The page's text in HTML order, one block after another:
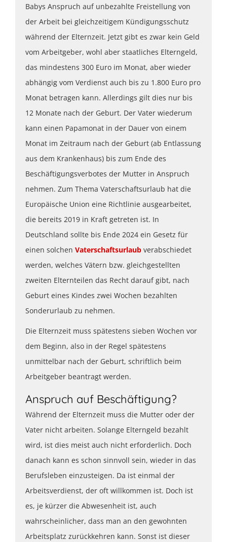
Babys Anspruch auf unbezahlte Freistellung von
der Arbeit bei gleichzeitigem Kündigungsschutz
während der Elternzeit. Jetzt gibt es zwar kein Geld
vom Arbeitgeber, wohl aber staatliches Elterngeld,
das mindestens 300 Euro im Monat, aber wieder
abhängig vom Verdienst auch bis zu 1.800 Euro pro
Monat betragen kann. Allerdings gilt dies nur bis
12 Monate nach der Geburt. Der Vater wiederum
kann einen Papamonat in der Dauer von einem
Monat im Zeitraum nach der Geburt (ab Entlassung
aus dem Krankenhaus) bis zum Ende des
Beschäftigungsverbotes der Mutter in Anspruch
nehmen. Zum Thema Vaterschaftsurlaub hat die
Europäische Union eine Richtlinie ausgearbeitet,
die bereits 2019 in Kraft getreten ist. In
Deutschland sollte bis Ende 2024 ein Gesetz für
einen solchen Vaterschaftsurlaub verabschiedet
werden, welches Vätern bzw. gleichgestellten
zweiten Elternteilen das Recht darauf gibt, nach
Geburt eines Kindes zwei Wochen bezahlten
Sonderurlaub zu nehmen.
Die Elternzeit muss spätestens sieben Wochen vor
dem Beginn, also in der Regel spätestens
unmittelbar nach der Geburt, schriftlich beim
Arbeitgeber beantragt werden.
Anspruch auf Beschäftigung?
Während der Elternzeit muss die Mutter oder der
Vater nicht arbeiten. Solange Elterngeld bezahlt
wird, ist dies meist auch nicht erforderlich. Doch
danach kann es schon sinnvoll sein, wieder in das
Berufsleben einzusteigen. Da ist einmal der
Arbeitsverdienst, der oft willkommen ist. Doch ist
es, je kürzer die Abwesenheit ist, auch
wahrscheinlicher, dass man an den gewohnten
Arbeitsplatz zurückkehren kann. Sonst ist dieser